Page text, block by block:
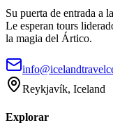
Su puerta de entrada a
Le esperan tours
la magia del Ártico.
Reykjavík, Iceland
Explorar